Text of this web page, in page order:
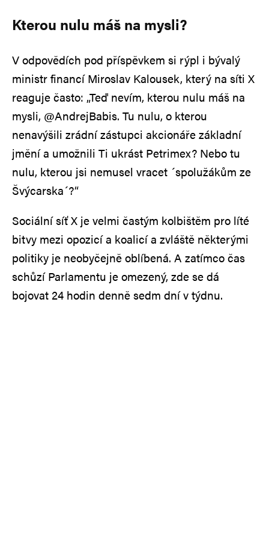
Kterou nulu máš na mysli?
V odpovědích pod příspěvkem si rýpl i bývalý
ministr financí Miroslav Kalousek, který na síti X
reaguje často: „Teď nevím, kterou nulu máš na
mysli, @AndrejBabis. Tu nulu, o kterou
nenavýšili zrádní zástupci akcionáře základní
jmění a umožnili Ti ukrást Petrimex? Nebo tu
nulu, kterou jsi nemusel vracet ´spolužákům ze
Švýcarska´?“
Sociální síť X je velmi častým kolbištěm pro líté
bitvy mezi opozicí a koalicí a zvláště některými
politiky je neobyčejně oblíbená. A zatímco čas
schůzí Parlamentu je omezený, zde se dá
bojovat 24 hodin denně sedm dní v týdnu.